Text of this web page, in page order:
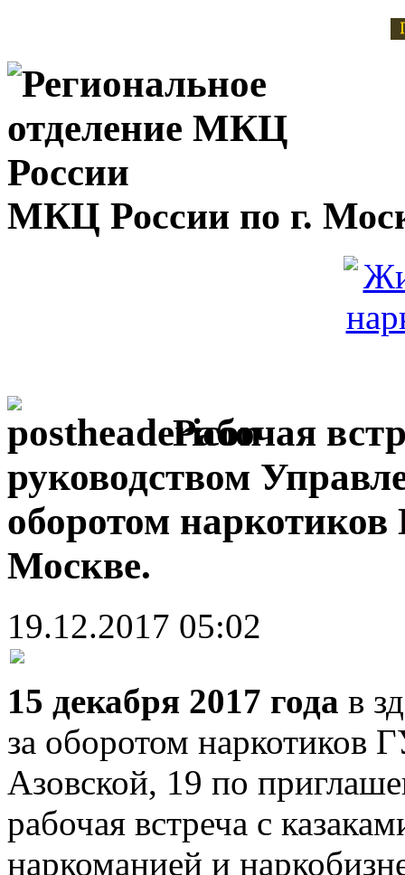
МКЦ России по г.
Рабочая
руководством
оборотом
Москве.
19.12.2017 05:02
15 декабря 2017 года в
за оборотом
Азовской, 19 по
рабочая встреча с
наркоманией и